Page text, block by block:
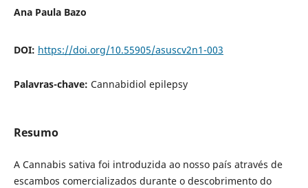
Ana Paula Bazo
DOI: https://doi.org/10.55905/asuscv2n1-003
Palavras-chave: Cannabidiol epilepsy
Resumo
A Cannabis sativa foi introduzida ao nosso país através de
escambos comercializados durante o descobrimento do